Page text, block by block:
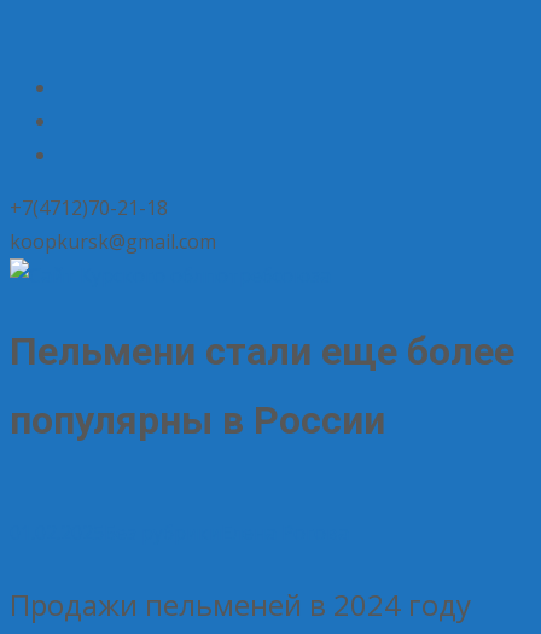
+7(4712)70-21-18
koopkursk@gmail.com
Пельмени стали еще более
популярны в России
Продажи пельменей в 2024 году